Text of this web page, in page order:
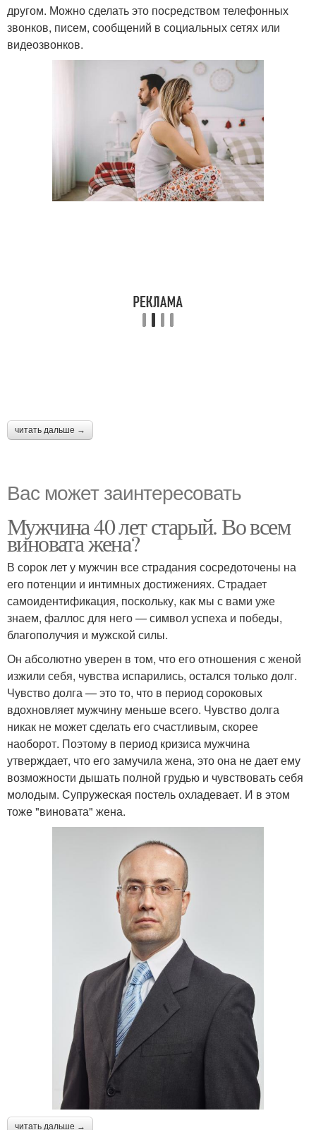
другом. Можно сделать это посредством телефонных
звонков, писем, сообщений в социальных сетях или
видеозвонков.
читать дальше →
Вас может заинтересовать
Мужчина 40 лет старый. Во всем
виновата жена?
В сорок лет у мужчин все страдания сосредоточены на
его потенции и интимных достижениях. Страдает
самоидентификация, поскольку, как мы с вами уже
знаем, фаллос для него — символ успеха и победы,
благополучия и мужской силы.
Он абсолютно уверен в том, что его отношения с женой
изжили себя, чувства испарились, остался только долг.
Чувство долга — это то, что в период сороковых
вдохновляет мужчину меньше всего. Чувство долга
никак не может сделать его счастливым, скорее
наоборот. Поэтому в период кризиса мужчина
утверждает, что его замучила жена, это она не дает ему
возможности дышать полной грудью и чувствовать себя
молодым. Супружеская постель охладевает. И в этом
тоже "виновата" жена.
читать дальше →